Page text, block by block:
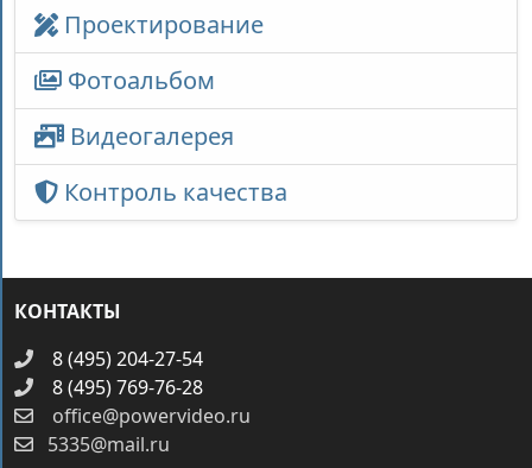
Проектирование
Фотоальбом
Видеогалерея
Контроль качества
КОНТАКТЫ
8 (495) 204-27-54
8 (495) 769-76-28
office@powervideo.ru
5335@mail.ru